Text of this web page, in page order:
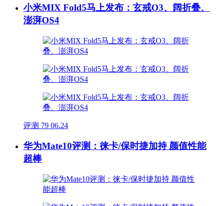
小米MIX Fold5马上发布：玄戒O3、阔折叠、
澎湃OS4
评测 79 06.24
华为Mate10评测：徕卡/保时捷加持 颜值性能
超棒